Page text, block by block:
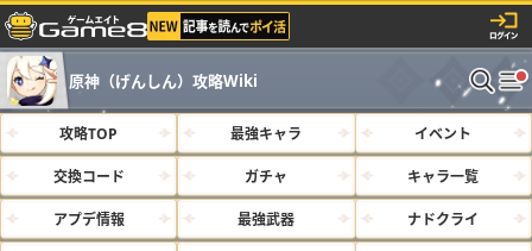
原神（げんしん）攻略Wiki
攻略TOP 最強キャラ イベント
交換コード ガチャ キャラ一覧
アプデ情報 最強武器 ナドクライ